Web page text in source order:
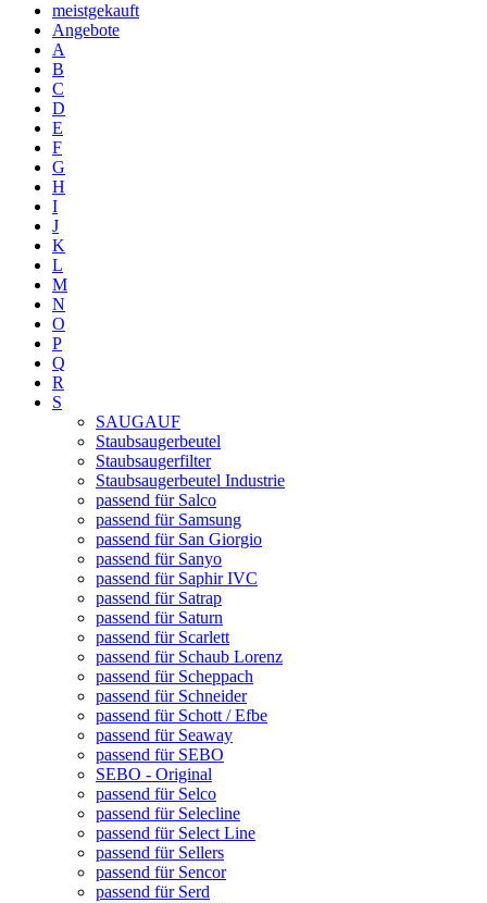
meistgekauft
Angebote
A
B
C
D
E
F
G
H
I
J
K
L
M
N
O
P
Q
R
S
SAUGAUF
Staubsaugerbeutel
Staubsaugerfilter
Staubsaugerbeutel Industrie
passend für Salco
passend für Samsung
passend für San Giorgio
passend für Sanyo
passend für Saphir IVC
passend für Satrap
passend für Saturn
passend für Scarlett
passend für Schaub Lorenz
passend für Scheppach
passend für Schneider
passend für Schott / Efbe
passend für Seaway
passend für SEBO
SEBO - Original
passend für Selco
passend für Selecline
passend für Select Line
passend für Sellers
passend für Sencor
passend für Serd